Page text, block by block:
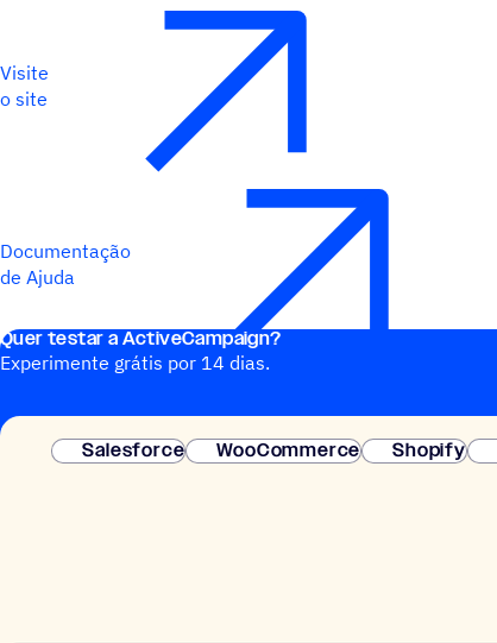
Visite
o site
Documentação
de Ajuda
Quer testar a ActiveCampaign?
Experimente grátis por 14 dias.
Salesforce
WooCommerce Shopify